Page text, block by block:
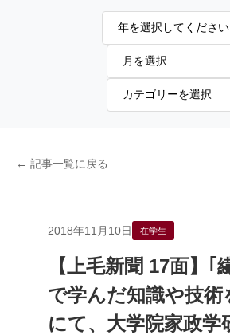
← 記事一覧に戻る
2018年11月10日 在学生
【上毛新聞 17面】｢
で学んだ知識や技術
にて、大学院家政学